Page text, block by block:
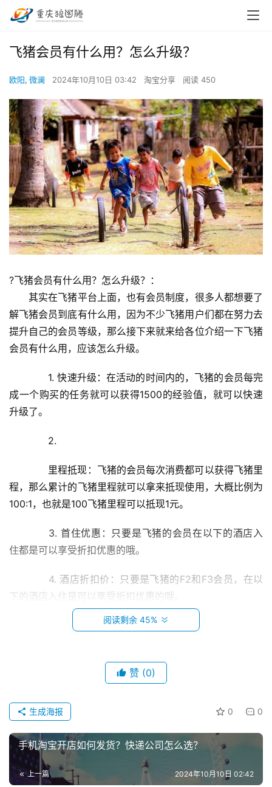
首
页
小
本
创
飞猪会员有什么用？怎么升级？
欧阳, 微澜 2024年10月10日 03:42 淘宝分享 阅读 450
?飞猪会员有什么用？怎么升级？：
其实在飞猪平台上面，也有会员制度，很多人都想要了
解飞猪会员到底有什么用，因为不少飞猪用户们都在努力去
提升自己的会员等级，那么接下来就来给各位介绍一下飞猪
会员有什么用，应该怎么升级。
1. 快速升级：在活动的时间内的，飞猪的会员每完
成一个购买的任务就可以获得1500的经验值，就可以快速
升级了。
2.
里程抵现：飞猪的会员每次消费都可以获得飞猪里
程，那么累计的飞猪里程就可以拿来抵现使用，大概比例为
100:1，也就是100飞猪里程可以抵现1元。
3. 首住优惠：只要是飞猪的会员在以下的酒店入
住都是可以享受折扣优惠的哦。
4. 酒店折扣价：只要是飞猪的F2和F3会员，在以
下的酒店入住是可以享受折扣优惠的哦。
5. 免费升房：只要是飞猪的F2和F3会员，在一些
优先登机：只要是飞猪的F2会员领取了美国航空
金卡，搭乘美国航空航班享受优先安检和登记，搭乘寰宇一
家航班享受商务舱乘客登记手续优先办理服务。而F3会员
领取美国航空白金卡后不仅仅能享受以上的优质服务，搭乘
寰宇一家航班还能享受提前登机和机场贵宾室的服务。
阅读剩余 45%
赞 (0)
0 0
生成海报
手机淘宝开店如何发货？快递公司怎么选？
上一篇 2024年10月10日 02:42